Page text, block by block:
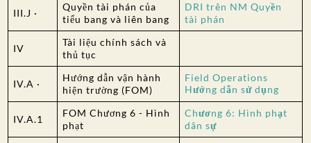
III.J ·
Quyền tài phán của
tiểu bang và liên bang
DRI trên NM Quyền
tài phán
IV
Tài liệu chính sách và
thủ tục
IV.A ·
Hướng dẫn vận hành
hiện trường (FOM)
Field Operations
Hướng dẫn sử dụng
IV.A.1
FOM Chương 6 - Hình
phạt
Chương 6: Hình phạt
dân sự